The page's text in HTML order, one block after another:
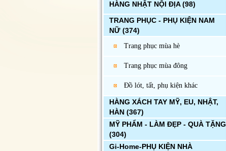
HÀNG NHẬT NỘI ĐỊA(98)
TRANG PHỤC - PHỤ KIỆN NAM
NỮ (374)
Trang phục mùa hè
Trang phục mùa đông
Đồ lót, tất, phụ kiện khác
HÀNG XÁCH TAY MỸ, EU, NHẬT,
HÀN (367)
MỸ PHẨM - LÀM ĐẸP - QUÀ TẶNG
(304)
Gi-Home-PHỤ KIỆN NHÀ